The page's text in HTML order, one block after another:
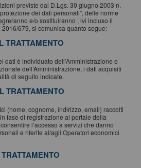
previste dal D.Lgs. 30 giugno 2003 n.
dei dati personali”, delle norme
e/o sostituiranno , ivi incluso il
679, si comunica quanto segue:
TRATTAMENTO
dati è individuato dell’Amministrazione e
dell’Amministrazione, i dati acquisiti
di seguito indicate.
TRATTAMENTO
(nome, cognome, indirizzo, email) raccolti
fase di registrazione al portale della
l’accesso a servizi che danno
e riferite al/agli Operatori economici